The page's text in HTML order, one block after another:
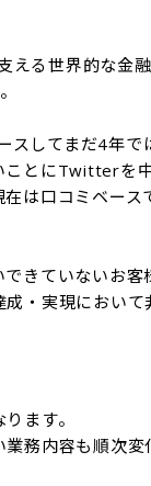
える世界的な金
スしてまだ4年
ことにTwitterを
在は口コミベー
きていないお
・実現において
ます。
務内容も順次変